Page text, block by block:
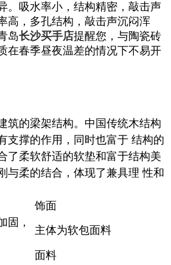
。吸水率小，结构精密，敲击声
高，多孔结构，敲击声沉闷浑
岛长沙买手店提醒您，与陶瓷砖
在春季昼夜温差的情况下不易开
筑的梁架结构。中国传统木结构
支撑的作用，同时也富于 结构的
了柔软舒适的软垫和富于结构美
与柔的结合，体现了兼具理 性和
饰面
固，
主体为软包面料
面料